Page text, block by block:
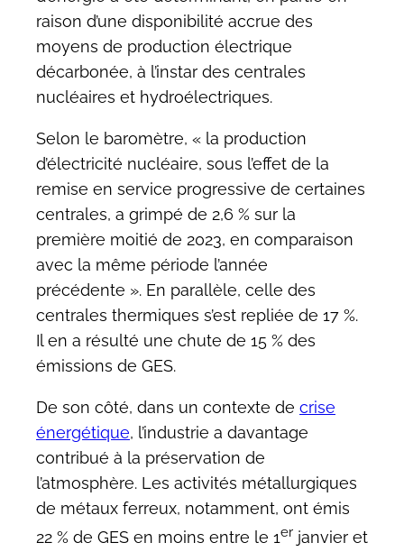
raison d’une disponibilité accrue des
moyens de production électrique
décarbonée, à l’instar des centrales
nucléaires et hydroélectriques.
Selon le baromètre, « la production
d’électricité nucléaire, sous l’effet de la
remise en service progressive de certaines
centrales, a grimpé de 2,6 % sur la
première moitié de 2023, en comparaison
avec la même période l’année
précédente ». En parallèle, celle des
centrales thermiques s’est repliée de 17 %.
Il en a résulté une chute de 15 % des
émissions de GES.
De son côté, dans un contexte de crise
énergétique, l’industrie a davantage
contribué à la préservation de
l’atmosphère. Les activités métallurgiques
de métaux ferreux, notamment, ont émis
22 % de GES en moins entre le 1er janvier et